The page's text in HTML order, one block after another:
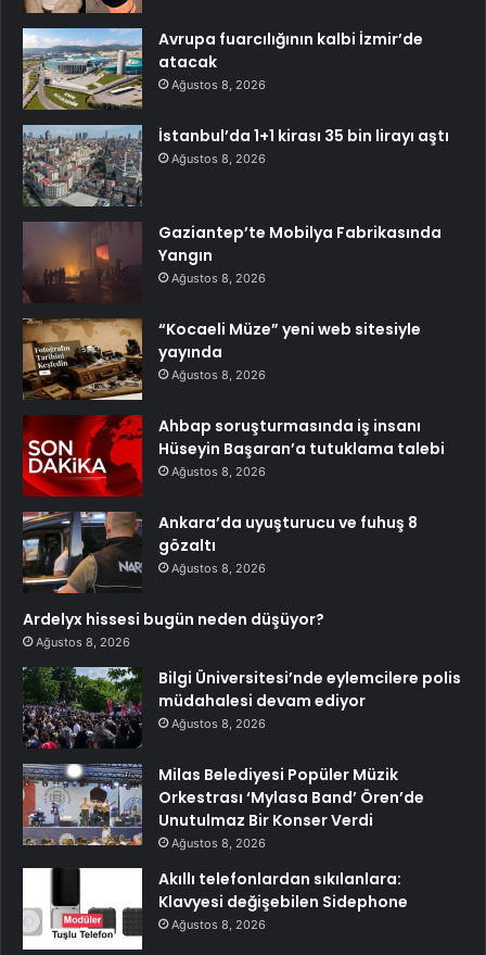
Avrupa fuarcılığının kalbi İzmir’de
atacak
Ağustos 8, 2026
İstanbul’da 1+1 kirası 35 bin lirayı aştı
Ağustos 8, 2026
Gaziantep’te Mobilya Fabrikasında
Yangın
Ağustos 8, 2026
“Kocaeli Müze” yeni web sitesiyle
yayında
Ağustos 8, 2026
Ahbap soruşturmasında iş insanı
Hüseyin Başaran’a tutuklama talebi
Ağustos 8, 2026
Ankara’da uyuşturucu ve fuhuş 8
gözaltı
Ağustos 8, 2026
Ardelyx hissesi bugün neden düşüyor?
Ağustos 8, 2026
Bilgi Üniversitesi’nde eylemcilere polis
müdahalesi devam ediyor
Ağustos 8, 2026
Milas Belediyesi Popüler Müzik
Orkestrası ‘Mylasa Band’ Ören’de
Unutulmaz Bir Konser Verdi
Ağustos 8, 2026
Akıllı telefonlardan sıkılanlara:
Klavyesi değişebilen Sidephone
Ağustos 8, 2026